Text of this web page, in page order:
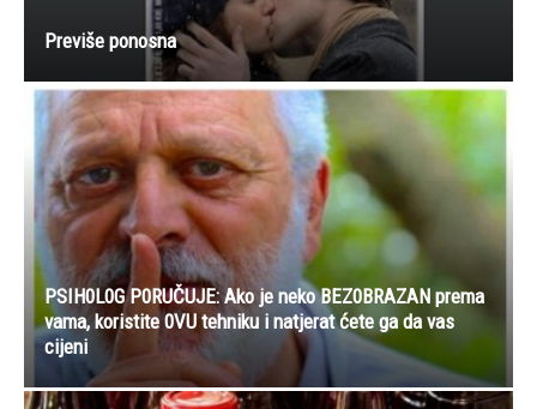
Previše ponosna
PSIH0L0G P0RUČUJE: Ako je neko BEZ0BRAZAN prema
vama, koristite 0VU tehniku i natjerat ćete ga da vas
cijeni